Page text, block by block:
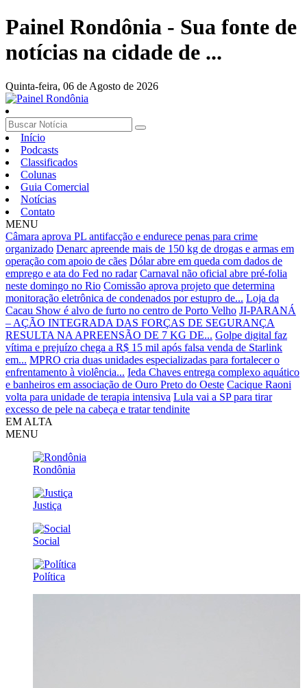
Painel Rondônia - Sua fonte de
notícias na cidade de ...
Quinta-feira, 06 de Agosto de 2026
Início
Podcasts
Classificados
Colunas
Guia Comercial
Notícias
Contato
MENU
Câmara aprova PL antifacção e endurece penas para crime
organizado Denarc apreende mais de 150 kg de drogas e armas em
operação com apoio de cães Dólar abre em queda com dados de
emprego e ata do Fed no radar Carnaval não oficial abre pré-folia
neste domingo no Rio Comissão aprova projeto que determina
monitoração eletrônica de condenados por estupro de... Loja da
Cacau Show é alvo de furto no centro de Porto Velho JI-PARANÁ
– AÇÃO INTEGRADA DAS FORÇAS DE SEGURANÇA
RESULTA NA APREENSÃO DE 7 KG DE... Golpe digital faz
vítima e prejuízo chega a R$ 15 mil após falsa venda de Starlink
em... MPRO cria duas unidades especializadas para fortalecer o
enfrentamento à violência... Ieda Chaves entrega complexo aquático
e banheiros em associação de Ouro Preto do Oeste Cacique Raoni
volta para unidade de terapia intensiva Lula vai a SP para tirar
excesso de pele na cabeça e tratar tendinite
EM ALTA
MENU
Rondônia
Justiça
Social
Política